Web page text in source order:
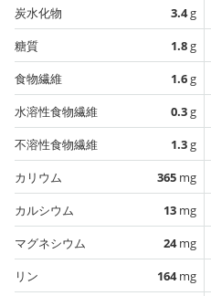
炭水化物
3.4g
糖質
1.8g
食物繊維
1.6g
水溶性食物繊維
0.3g
不溶性食物繊維
1.3g
カリウム
365 mg
カルシウム
13 mg
マグネシウム
24mg
リン
164mg